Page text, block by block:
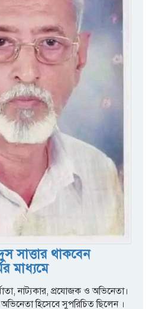
সাত্তার থাকবেন
মাধ্যমে
নাট্যকার, প্রযোজক ও অভিনেতা।
হিসেবে সুপরিচিত ছিলেন ।